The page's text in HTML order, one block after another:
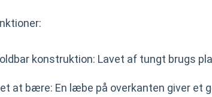
konstruktion: Lavet af tungt brugs
at bære: En læbe på overkanten giver et